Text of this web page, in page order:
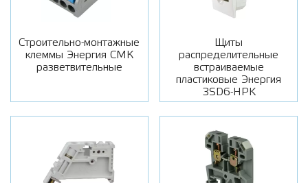
Строительно-монтажные
клеммы Энергия СМК
разветвительные
Щиты
распределительные
встраиваемые
пластиковые Энергия
3SD6-HPK